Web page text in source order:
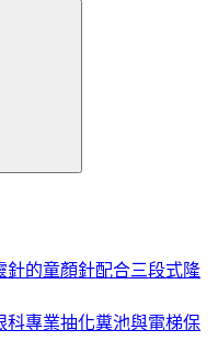
針的童顏針配合三段式隆
科專業抽化糞池與電梯保